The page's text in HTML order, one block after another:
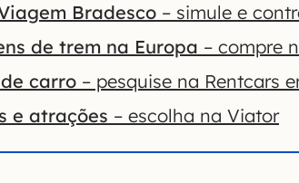
Bradesco – simule e
de trem na Europa – compre
carro – pesquise na Rentcars
e atrações – escolha na Viator